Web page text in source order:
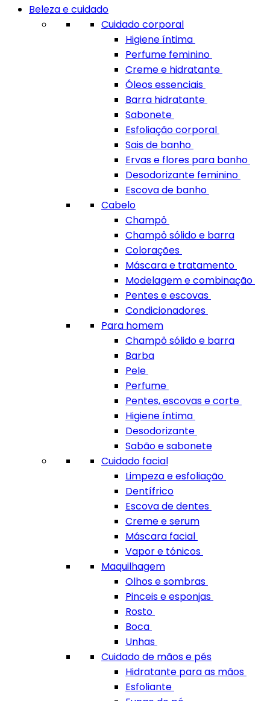
Beleza e cuidado
Cuidado corporal
Higiene íntima
Perfume feminino
Creme e hidratante
Óleos essenciais
Barra hidratante
Sabonete
Esfoliação corporal
Sais de banho
Ervas e flores para banho
Desodorizante feminino
Escova de banho
Cabelo
Champô
Champô sólido e barra
Colorações
Máscara e tratamento
Modelagem e combinação
Pentes e escovas
Condicionadores
Para homem
Champô sólido e barra
Barba
Pele
Perfume
Pentes, escovas e corte
Higiene íntima
Desodorizante
Sabão e sabonete
Cuidado facial
Limpeza e esfoliação
Dentífrico
Escova de dentes
Creme e serum
Máscara facial
Vapor e tónicos
Maquilhagem
Olhos e sombras
Pinceis e esponjas
Rosto
Boca
Unhas
Cuidado de mãos e pés
Hidratante para as mãos
Esfoliante